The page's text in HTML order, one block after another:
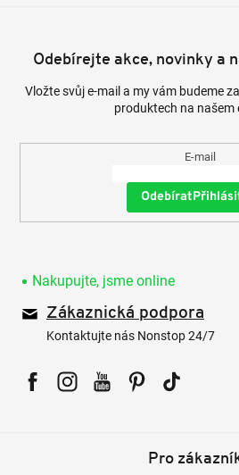
Odebírejte akce, novinky a
Vložte svůj e-mail a my vám budeme
produktech na našem
E-mail
Nakupujte, jsme online
Zákaznická podpora
Kontaktujte nás Nonstop 24/7
Pro